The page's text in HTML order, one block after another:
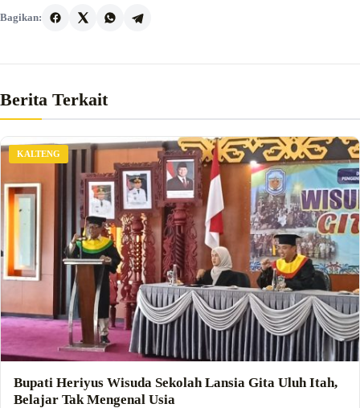
Bagikan:
Berita Terkait
KALTENG
Bupati Heriyus Wisuda Sekolah Lansia Gita Uluh Itah,
Belajar Tak Mengenal Usia